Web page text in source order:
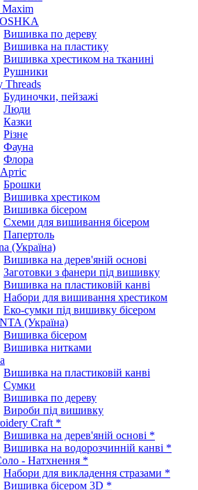
Вишивка по дереву
Вишивка на пластику
Вишивка хрестиком на тканині
Рушники
Threads
Будиночки, пейзажі
Люди
Казки
Різне
Фауна
Флора
Брошки
Вишивка хрестиком
Вишивка бісером
Схеми для вишивання бісером
Папертоль
(Україна)
Вишивка на дерев'яній основі
Заготовки з фанери під вишивку
Вишивка на пластиковій канві
Набори для вишивання хрестиком
Еко-сумки під вишивку бісером
(Україна)
Вишивка бісером
Вишивка нитками
Вишивка на пластиковій канві
Сумки
Вишивка по дереву
Вироби під вишивку
Craft *
Вишивка на дерев'яній основі *
Вишивка на водорозчинній канві *
- Натхнення *
Набори для викладення стразами *
Вишивка бісером 3D *